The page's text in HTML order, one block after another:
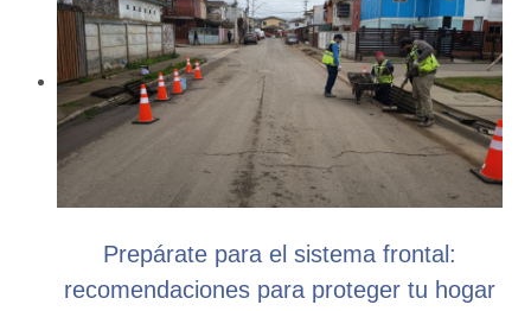
Prepárate para el sistema frontal:
recomendaciones para proteger tu hogar